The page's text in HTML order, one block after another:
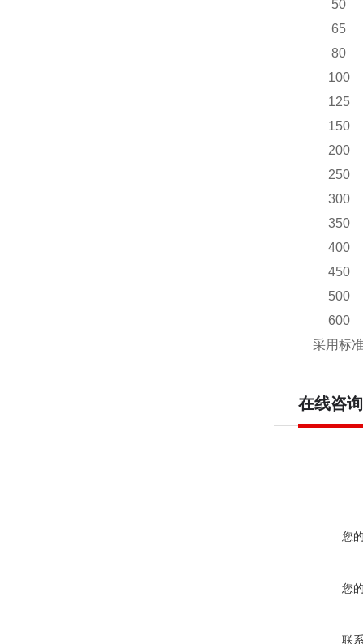
50
65
80
100
125
150
200
250
300
350
400
450
500
600
采用标
在线咨询
您
您
联